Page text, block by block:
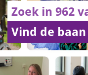
Zoek in 962
Vind de